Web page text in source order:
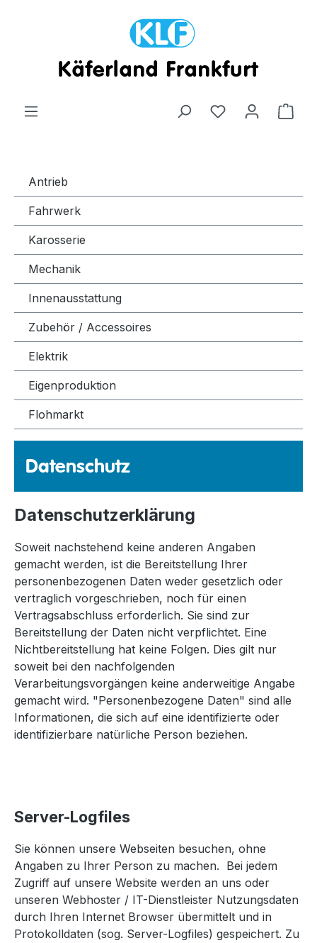
Zum Hauptinhalt springen
Antrieb
Fahrwerk
Karosserie
Mechanik
Innenausstattung
Zubehör / Accessoires
Elektrik
Eigenproduktion
Flohmarkt
Datenschutz
Datenschutzerklärung
Soweit nachstehend keine anderen Angaben
gemacht werden, ist die Bereitstellung Ihrer
personenbezogenen Daten weder gesetzlich oder
vertraglich vorgeschrieben, noch für einen
Vertragsabschluss erforderlich. Sie sind zur
Bereitstellung der Daten nicht verpflichtet. Eine
Nichtbereitstellung hat keine Folgen. Dies gilt nur
soweit bei den nachfolgenden
Verarbeitungsvorgängen keine anderweitige Angabe
gemacht wird. "Personenbezogene Daten" sind alle
Informationen, die sich auf eine identifizierte oder
identifizierbare natürliche Person beziehen.
Server-Logfiles
Sie können unsere Webseiten besuchen, ohne
Angaben zu Ihrer Person zu machen. Bei jedem
Zugriff auf unsere Website werden an uns oder
unseren Webhoster / IT-Dienstleister Nutzungsdaten
durch Ihren Internet Browser übermittelt und in
Protokolldaten (sog. Server-Logfiles) gespeichert. Zu